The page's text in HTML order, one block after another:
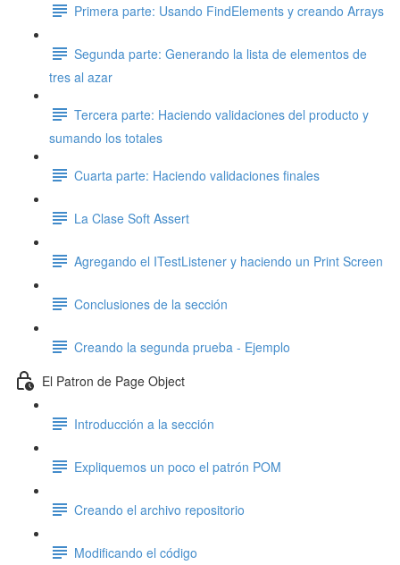
Primera parte: Usando FindElements y creando Arrays
Segunda parte: Generando la lista de elementos de
tres al azar
Tercera parte: Haciendo validaciones del producto y
sumando los totales
Cuarta parte: Haciendo validaciones finales
La Clase Soft Assert
Agregando el ITestListener y haciendo un Print Screen
Conclusiones de la sección
Creando la segunda prueba - Ejemplo
El Patron de Page Object
Introducción a la sección
Expliquemos un poco el patrón POM
Creando el archivo repositorio
Modificando el código